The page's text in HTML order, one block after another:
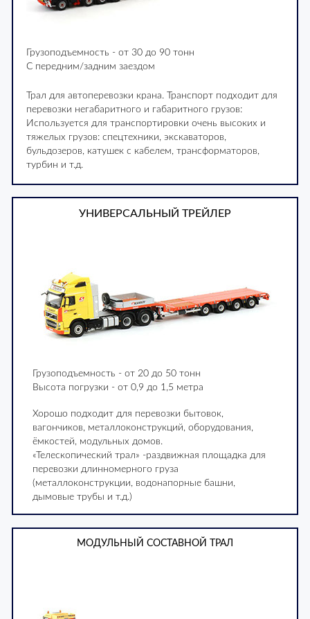
Грузоподъемность - от 30 до 90 тонн
С передним/задним заездом
Трал для автоперевозки крана. Транспорт подходит для
перевозки негабаритного и габаритного грузов:
Используется для транспортировки очень высоких и
тяжелых грузов: спецтехники, экскаваторов,
бульдозеров, катушек с кабелем, трансформаторов,
турбин и т.д.
УНИВЕРСАЛЬНЫЙ ТРЕЙЛЕР
Грузоподъемность - от 20 до 50 тонн
Высота погрузки - от 0,9 до 1,5 метра
Хорошо подходит для перевозки бытовок,
вагончиков, металлоконструкций, оборудования,
ёмкостей, модульных домов.
«Телескопический трал» -раздвижная площадка для
перевозки длинномерного груза
(металлоконструкции, водонапорные башни,
дымовые трубы и т.д.)
МОДУЛЬНЫЙ СОСТАВНОЙ ТРАЛ